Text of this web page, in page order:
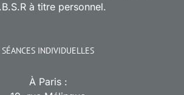
à titre personnel.
SÉANCES INDIVIDUELLES
À Paris :